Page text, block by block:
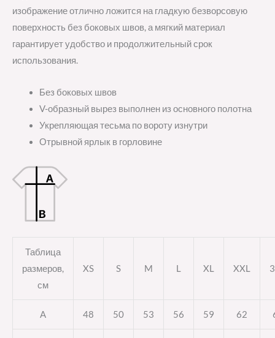
изображение отлично ложится на гладкую безворсовую
поверхность без боковых швов, а мягкий материал
гарантирует удобство и продолжительный срок
использования.
Без боковых швов
V-образный вырез выполнен из основного полотна
Укрепляющая тесьма по вороту изнутри
Отрывной ярлык в горловине
Таблица
размеров,
см
XS S M L XL XXL
A 48 50 53 56 59 62